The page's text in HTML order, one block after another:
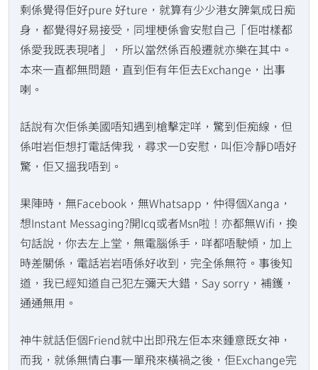
剩係覺得佢好pure 好ture，就算有少少港女脾氣成日痴
身，都覺得好易接受，同埋梗係會安慰自己「佢咁樣都
係愛我既表現啫」，所以當然係百般遷就亦樂在其中。
本來一直都無問題，直到佢有年佢去Exchange，出事
喇。
話說有次佢係美國唔知遇到槍擊定咩，驚到佢痴線，但
係咁岩佢想打電話俾我，尋求一D安慰，叫佢冷靜D唔好
驚，佢又搵我唔到。
果陣時，無Facebook，無Whatsapp，仲得個Xanga，
想Instant Messaging?開Icq或者Msn啦！亦都無Wifi，換
句話說，你去左上堂，無電腦係手，咩都唔駛傾，加上
時差關係，電話岩岩唔係好收到，完全係無符。事後知
道，我已經知道自己犯左彌天大錯，Say sorry，補鑊，
通通無用。
神牛就話佢個Friend就中出即飛左佢本來鍾意既女神，
而我，就係無情白事一單飛來橫禍之後，佢Exchange完